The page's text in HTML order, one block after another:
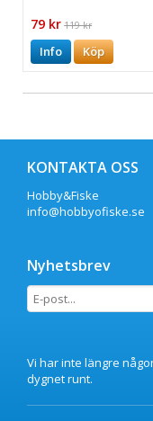
79 kr 119 kr
Info Köp
KONTAKTA OSS
Hobby&Fiske
info@hobbyofiske.se
Nyhetsbrev
Vi har inte längre
dygnet runt.